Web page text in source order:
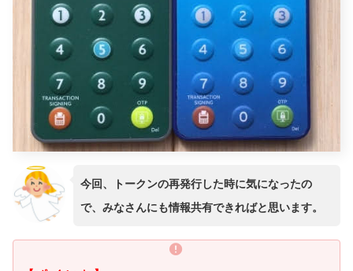
今回、トークンの再発行した時に気になったの
で、みなさんにも情報共有できればと思います。